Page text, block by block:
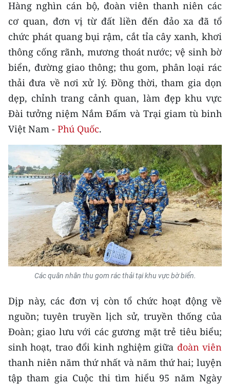
CHƯƠNG TRÌNH OCOP - MỖI XÃ
MỘT SẢN PHẨM
RADIO
MEDIA CENTER
E-Magazine
Video
Media Chính trị
Media Kinh tế
Media Văn hóa
Media Xã hội
Media Pháp luật
Media Du lịch
Media Thế giới
Media Thể thao
Media Giáo dục
Media Y tế
Media Khoa học - Công nghệ
Hàng nghìn cán bộ, đoàn viên thanh niên các
cơ quan, đơn vị từ đất liền đến đảo xa đã tổ
chức phát quang bụi rậm, cắt tỉa cây xanh, khơi
thông cống rãnh, mương thoát nước; vệ sinh bờ
biển, đường giao thông; thu gom, phân loại rác
thải đưa về nơi xử lý. Đồng thời, tham gia dọn
dẹp, chỉnh trang cảnh quan, làm đẹp khu vực
Đài tưởng niệm Nắm Đấm và Trại giam tù binh
Việt Nam - Phú Quốc.
Các quân nhân thu gom rác thải tại khu vực bờ biển.
Dịp này, các đơn vị còn tổ chức hoạt động về
nguồn; tuyên truyền lịch sử, truyền thống của
Đoàn; giao lưu với các gương mặt trẻ tiêu biểu;
sinh hoạt, trao đổi kinh nghiệm giữa đoàn viên
thanh niên năm thứ nhất và năm thứ hai; luyện
tập tham gia Cuộc thi tìm hiểu 95 năm Ngày